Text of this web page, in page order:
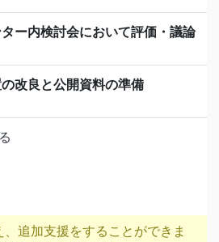
ー内検討会において評価・議論
改良と公開資料の準備
追加支援をすることができま